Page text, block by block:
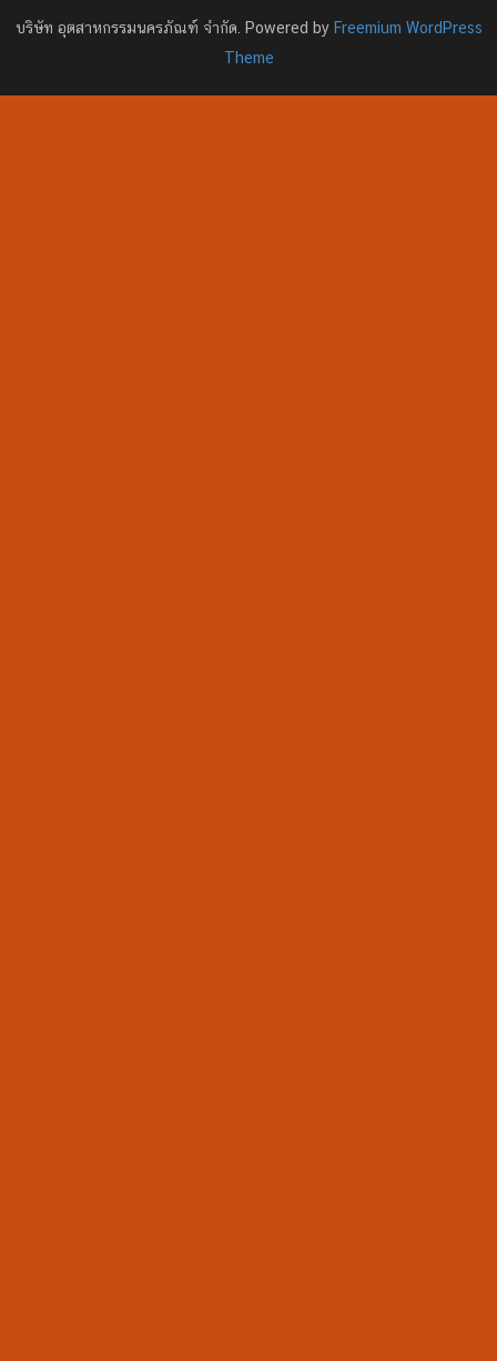
บริษัท อุตสาหกรรมนครภัณฑ์ จำกัด. Powered by Freemium WordPress
Theme